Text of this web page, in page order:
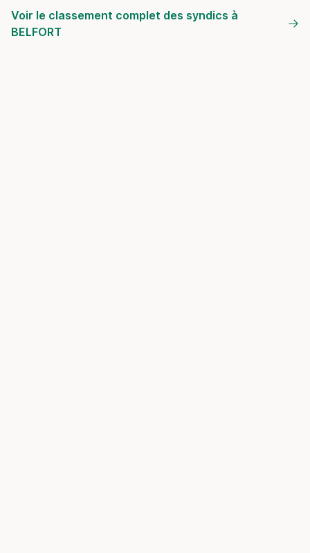
Voir le classement complet des syndics à
BELFORT